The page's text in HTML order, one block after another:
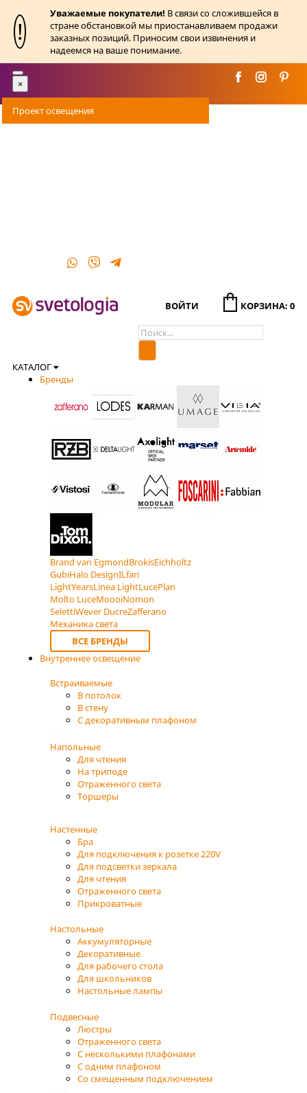
!
Уважаемые покупатели! В связи со сложившейся в
стране обстановкой мы приостанавливаем продажи
заказных позиций. Приносим свои извинения и
надеемся на ваше понимание.
Toggle
navigation
×
Проект освещения
ВОЙТИ КОРЗИНА: 0
КАТАЛОГ
Бренды
Brand van EgmondBrokisEichholtz
GubiHalo DesignILfari
LightYearsLinea LightLucePlan
Molto LuceMoooiNomon
SelettiWever DucreZafferano
Механика света
ВСЕ БРЕНДЫ
Внутреннее освещение
Встраиваемые
В потолок
В стену
С декоративным плафоном
Напольные
Для чтения
На триподе
Отраженного света
Торшеры
Настенные
Бра
Для подключения к розетке 220V
Для подсветки зеркала
Для чтения
Отраженного света
Прикроватные
Настольные
Аккумуляторные
Декоративные
Для рабочего стола
Для школьников
Настольные лампы
Подвесные
Люстры
Отраженного света
С несколькими плафонами
С одним плафоном
Со смещенным подключением